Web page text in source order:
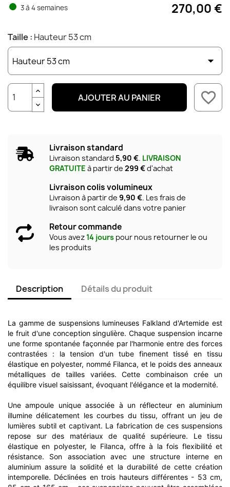
3 à 4 semaines 270,00 €
Taille : Hauteur 53 cm
AJOUTER AU PANIER favorite_border
Livraison standard
Livraison standard 5,90 €. LIVRAISON
GRATUITE à partir de 299 €d'achat
Livraison colis volumineux
Livraison à partir de 9,90 €. Les frais de
livraison sont calculé dans votre panier
Retour commande
Vous avez14 jours pour nous retourner le ou
les produits
Description Détails du produit
La gamme de suspensions lumineuses Falkland d'Artemide est
le fruit d'une conception singulière. Chaque suspension incarne
une forme spontanée façonnée par l'harmonie entre des forces
contrastées : la tension d'un tube finement tissé en tissu
élastique en polyester, nommé Filanca, et le poids des anneaux
métalliques de tailles variées. Cette combinaison crée un
équilibre visuel saisissant, évoquant l'élégance et la modernité.
Une ampoule unique associée à un réflecteur en aluminium
illumine délicatement les courbes du tissu, offrant un jeu de
lumières subtil et captivant. La fabrication de ces suspensions
repose sur des matériaux de qualité supérieure. Le tissu
élastique en polyester, le Filanca, offre à la fois flexibilité et
résistance. Son association avec une structure interne en
aluminium assure la solidité et la durabilité de cette création
intemporelle. Déclinées en trois hauteurs différentes - 53 cm,